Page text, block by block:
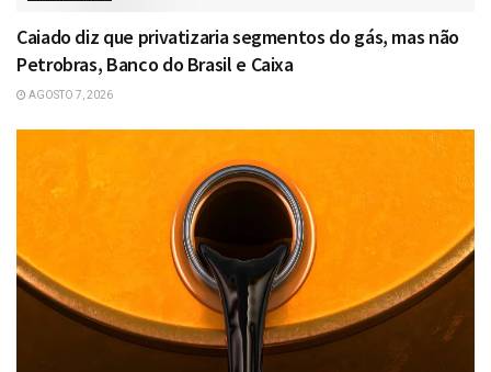
Caiado diz que privatizaria segmentos do gás, mas não
Petrobras, Banco do Brasil e Caixa
AGOSTO 7, 2026